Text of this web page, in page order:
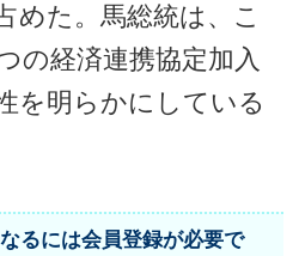
めた。馬総統は、こ
の経済連携協定加入
を明らかにしている
るには会員登録が必要で